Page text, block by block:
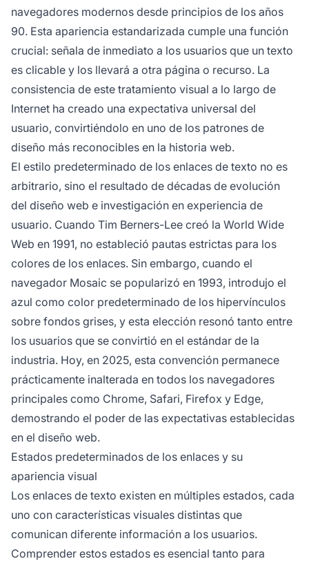
navegadores modernos desde principios de los años
90. Esta apariencia estandarizada cumple una función
crucial: señala de inmediato a los usuarios que un texto
es clicable y los llevará a otra página o recurso. La
consistencia de este tratamiento visual a lo largo de
Internet ha creado una expectativa universal del
usuario, convirtiéndolo en uno de los patrones de
diseño más reconocibles en la historia web.
El estilo predeterminado de los enlaces de texto no es
arbitrario, sino el resultado de décadas de evolución
del diseño web e investigación en experiencia de
usuario. Cuando Tim Berners-Lee creó la World Wide
Web en 1991, no estableció pautas estrictas para los
colores de los enlaces. Sin embargo, cuando el
navegador Mosaic se popularizó en 1993, introdujo el
azul como color predeterminado de los hipervínculos
sobre fondos grises, y esta elección resonó tanto entre
los usuarios que se convirtió en el estándar de la
industria. Hoy, en 2025, esta convención permanece
prácticamente inalterada en todos los navegadores
principales como Chrome, Safari, Firefox y Edge,
demostrando el poder de las expectativas establecidas
en el diseño web.
Estados predeterminados de los enlaces y su
apariencia visual
Los enlaces de texto existen en múltiples estados, cada
uno con características visuales distintas que
comunican diferente información a los usuarios.
Comprender estos estados es esencial tanto para